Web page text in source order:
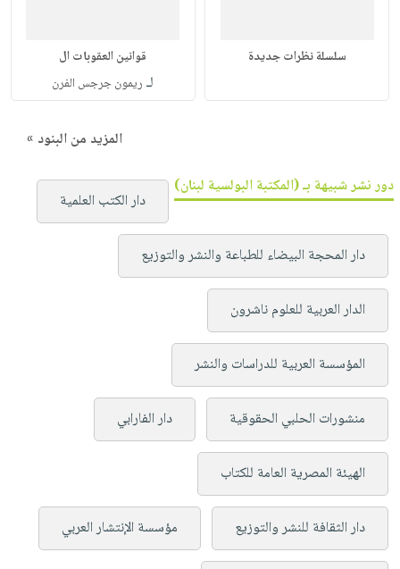
سلسلة نظرات جديدة قوانين العقوبات ال
لـ ريمون جرجس الفرن
المزيد من البنود »
دور نشر شبيهة بـ (المكتبة البولسية لبنان)
دار الكتب العلمية
دار المحجة البيضاء للطباعة والنشر والتوزيع
الدار العربية للعلوم ناشرون
المؤسسة العربية للدراسات والنشر
منشورات الحلبي الحقوقية دار الفارابي
الهيئة المصرية العامة للكتاب
دار الثقافة للنشر والتوزيع مؤسسة الإنتشار العربي